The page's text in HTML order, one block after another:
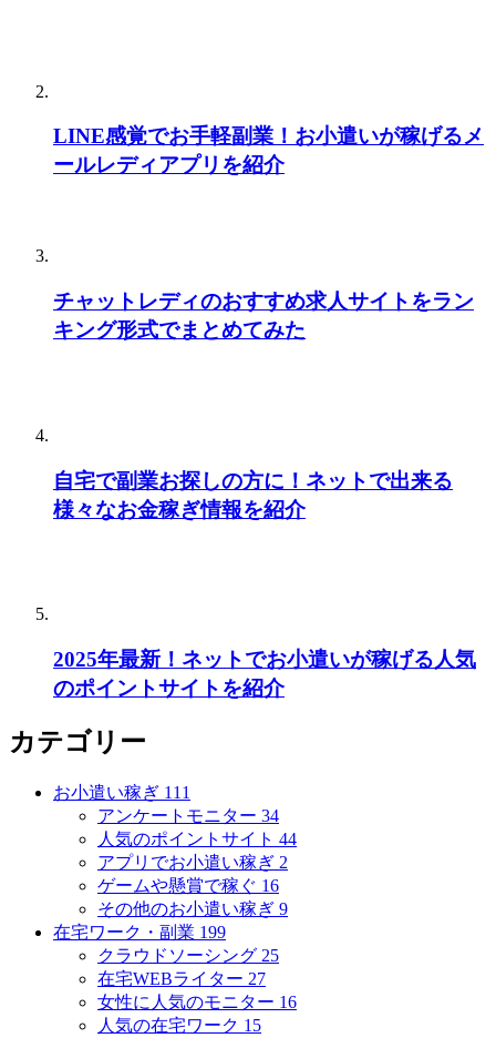
LINE感覚でお手軽副業！お小遣いが稼げるメ
ールレディアプリを紹介
チャットレディのおすすめ求人サイトをラン
キング形式でまとめてみた
自宅で副業お探しの方に！ネットで出来る
様々なお金稼ぎ情報を紹介
2025年最新！ネットでお小遣いが稼げる人気
のポイントサイトを紹介
カテゴリー
お小遣い稼ぎ 111
アンケートモニター 34
人気のポイントサイト 44
アプリでお小遣い稼ぎ 2
ゲームや懸賞で稼ぐ 16
その他のお小遣い稼ぎ 9
在宅ワーク・副業 199
クラウドソーシング 25
在宅WEBライター 27
女性に人気のモニター 16
人気の在宅ワーク 15